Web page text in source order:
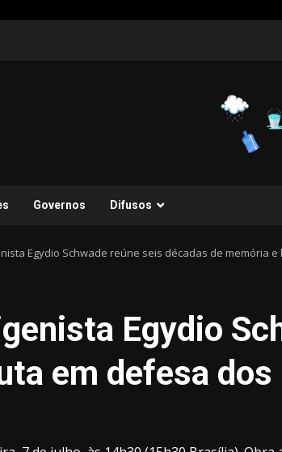
Governos Difusos
Egydio Schwade reúne seis décadas de memória
Egydio
em defesa